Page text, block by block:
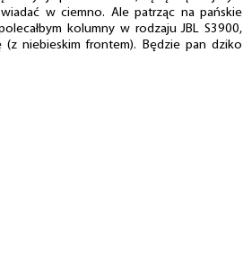
w ciemno. Ale patrząc na pańskie
kolumny w rodzaju JBL S3900,
(z niebieskim frontem). Będzie pan dziko